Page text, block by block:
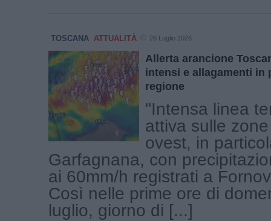
TOSCANA ATTUALITÀ 26 Luglio 2026
Allerta arancione
intensi e allagamenti in
regione
"Intensa linea
attiva sulle
ovest, in
Garfagnana, con
ai 60mm/h registrati a
Così nelle prime ore di
luglio, giorno di [...]